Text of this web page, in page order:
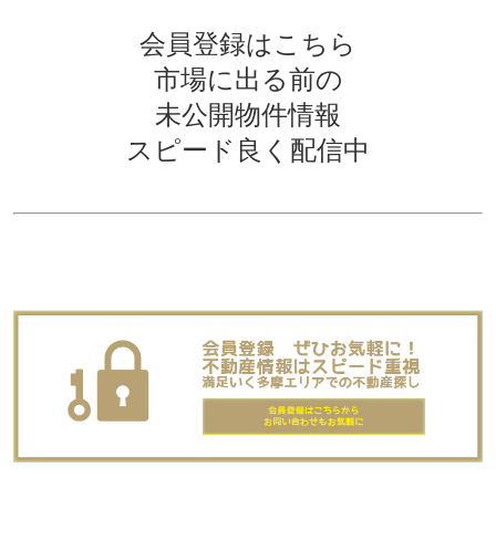
会員登録はこちら
市場に出る前の
未公開物件情報
スピード良く配信中